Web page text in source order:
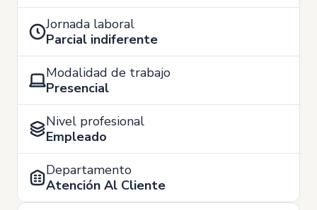
Jornada laboral
Parcial indiferente
Modalidad de trabajo
Presencial
Nivel profesional
Empleado
Departamento
Atención Al Cliente